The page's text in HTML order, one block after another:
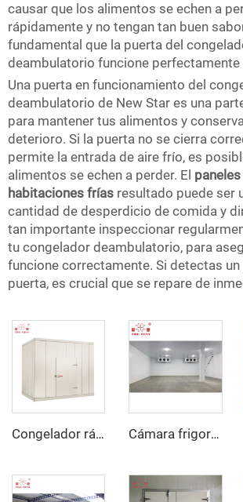
causar que los alimentos se echen a
rápidamente y no tengan tan buen
fundamental que la puerta del
deambulatorio funcione perfectamente
Una puerta en funcionamiento del
deambulatorio de New Star es una
para mantener tus alimentos y
deterioro. Si la puerta no se cierra
permite la entrada de aire frío, es
alimentos se echen a perder. El
habitaciones frías resultado puede ser
cantidad de desperdicio de comida y
tan importante inspeccionar
tu congelador deambulatorio, para
funcione correctamente. Si detectas
puerta, es crucial que se repare de
Congelador rápido Cámara frigorífica tipo chiller